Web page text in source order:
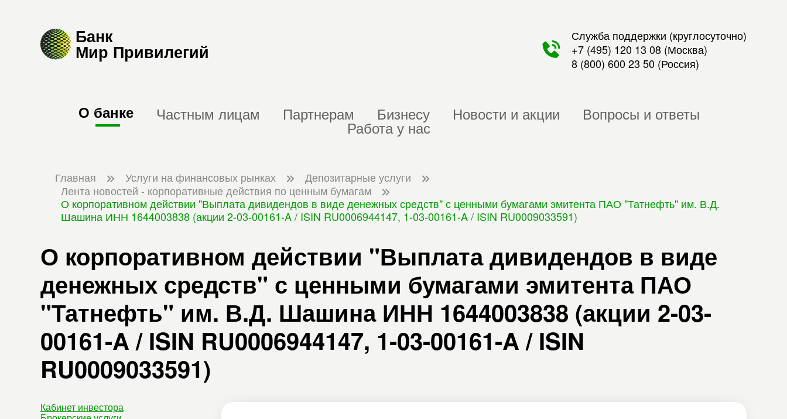
Банк
Мир Привилегий
Служба поддержки (круглосуточно)
+7 (495) 120 13 08 (Москва)
8 (800) 600 23 50 (Россия)
О банке Частным лицам Партнерам Бизнесу Новости и акции Вопросы и ответы
Работа у нас
Главная Услуги на финансовых рынках
Депозитарные услуги
Лента новостей - корпоративные действия по ценным бумагам
О корпоративном действии "Выплата дивидендов в виде денежных средств" с ценными бумагами эмитента ПАО "Татнефть" им. В.Д.
Шашина ИНН 1644003838 (акции 2-03-00161-A / ISIN RU0006944147, 1-03-00161-A / ISIN RU0009033591)
О корпоративном действии "Выплата дивидендов в виде
денежных средств" с ценными бумагами эмитента ПАО
"Татнефть" им. В.Д. Шашина ИНН 1644003838 (акции 2-03-
00161-A / ISIN RU0006944147, 1-03-00161-A / ISIN
RU0009033591)
Кабинет инвестора